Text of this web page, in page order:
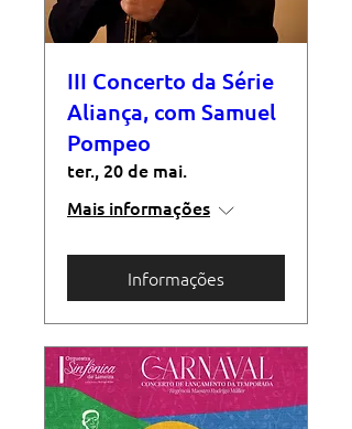
III Concerto da Série
Aliança, com Samuel
Pompeo
ter., 20 de mai.
Mais informações
Informações